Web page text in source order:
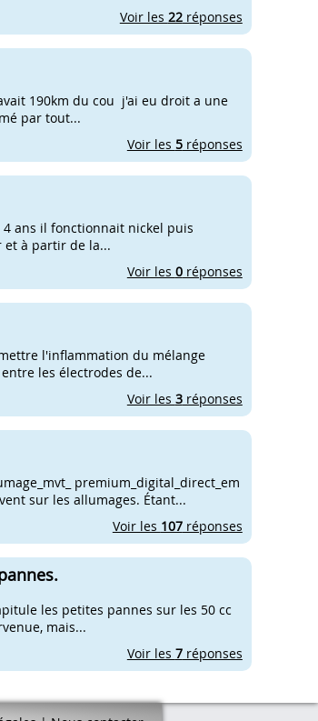
Voir les 22réponses
190km du cou j'ai eu droit a une
par tout...
Voir les 5réponses
ans il fonctionnait nickel puis
et à partir de la...
Voir les 0réponses
l'inflammation du mélange
les électrodes de...
Voir les 3réponses
premium_digital_direct_em
sur les allumages. Étant...
Voir les 107réponses
les petites pannes sur les 50 cc
mais...
Voir les 7réponses